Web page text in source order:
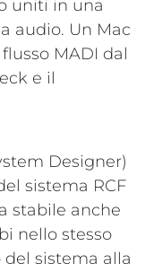
uniti in una
audio. Un Mac
MADI dal
e il
Designer)
sistema RCF
stabile anche
nello stesso
del sistema alla